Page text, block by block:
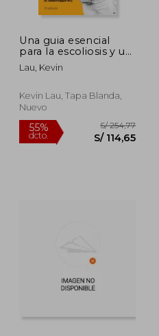
S/
Una guia esencial
para la escoliosis y un
embarazo saludable
(3a Edición): Mes a
necesita saber sobre
el cuidado de su
Lau, Kevin
Kevin Lau, Tapa Blanda,
Nuevo